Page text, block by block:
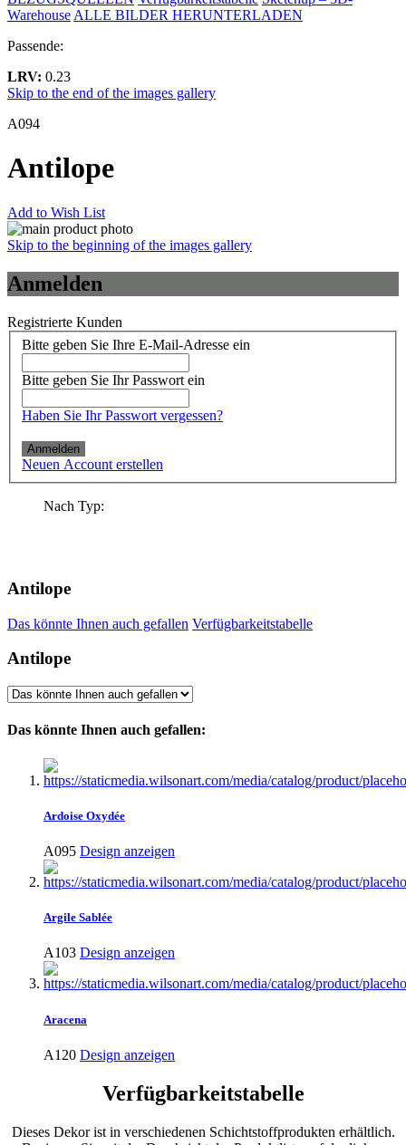
Warehouse ALLE BILDER HERUNTERLADEN
Passende:
LRV: 0.23
Skip to the end of the images gallery
A094
Antilope
Add to Wish List
Skip to the beginning of the images gallery
Anmelden
Registrierte Kunden
Bitte geben Sie Ihre E-Mail-Adresse ein
Bitte geben Sie Ihr Passwort ein
Haben Sie Ihr Passwort vergessen?
Anmelden
Neuen Account erstellen
Nach Typ:
Antilope
Das könnte Ihnen auch gefallen Verfügbarkeitstabelle
Antilope
Das könnte Ihnen auch gefallen:
Ardoise Oxydée
A095 Design anzeigen
Argile Sablée
A103 Design anzeigen
Aracena
A120 Design anzeigen
Verfügbarkeitstabelle
Dieses Dekor ist in verschiedenen Schichtstoffprodukten erhältlich.